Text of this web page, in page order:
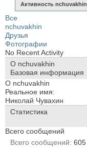
Активность nchuvakhin
Все
nchuvakhin
Друзья
Фотографии
No Recent Activity
О nchuvakhin
Базовая информация
О nchuvakhin
Реальное имя:
Николай Чувахин
Статистика
Всего сообщений
Всего сообщений 605